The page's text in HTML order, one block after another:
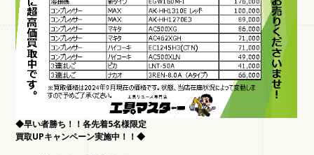
◆早い者勝ち！！各先着5名様限定
買取UPキャンペーン実施中！！◆